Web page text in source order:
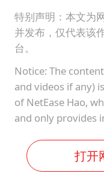
特别声明：本文为
并发布，仅代表该
台。
Notice: The
and videos if any)
of NetEase Hao,
and only provides
打开